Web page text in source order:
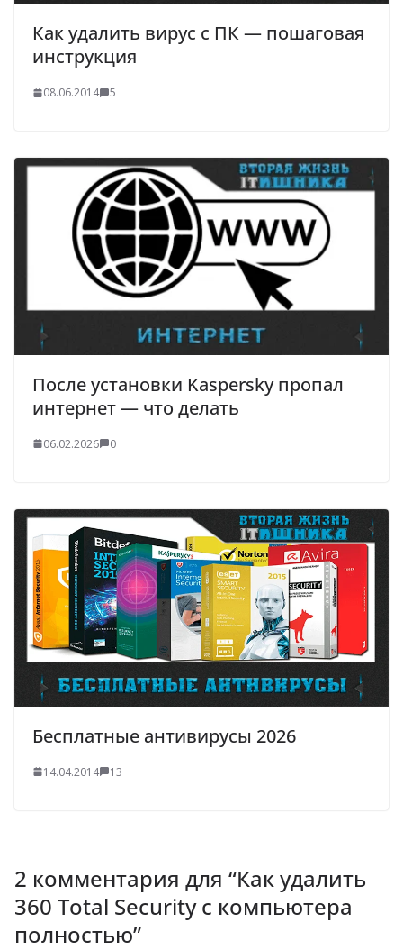
Как удалить вирус с ПК — пошаговая
инструкция
08.06.2014 5
После установки Kaspersky пропал
интернет — что делать
06.02.2026 0
Бесплатные антивирусы 2026
14.04.2014 13
2 комментария для “Как удалить
360 Total Security с компьютера
полностью”